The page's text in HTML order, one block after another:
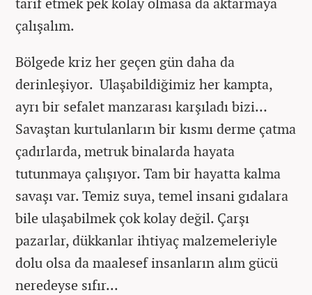
çalışalım.
Bölgede kriz her geçen gün daha da
derinleşiyor. Ulaşabildiğimiz her kampta,
ayrı bir sefalet manzarası karşıladı bizi…
Savaştan kurtulanların bir kısmı derme çatma
çadırlarda, metruk binalarda hayata
tutunmaya çalışıyor. Tam bir hayatta kalma
savaşı var. Temiz suya, temel insani gıdalara
bile ulaşabilmek çok kolay değil. Çarşı
pazarlar, dükkanlar ihtiyaç malzemeleriyle
dolu olsa da maalesef insanların alım gücü
neredeyse sıfır...